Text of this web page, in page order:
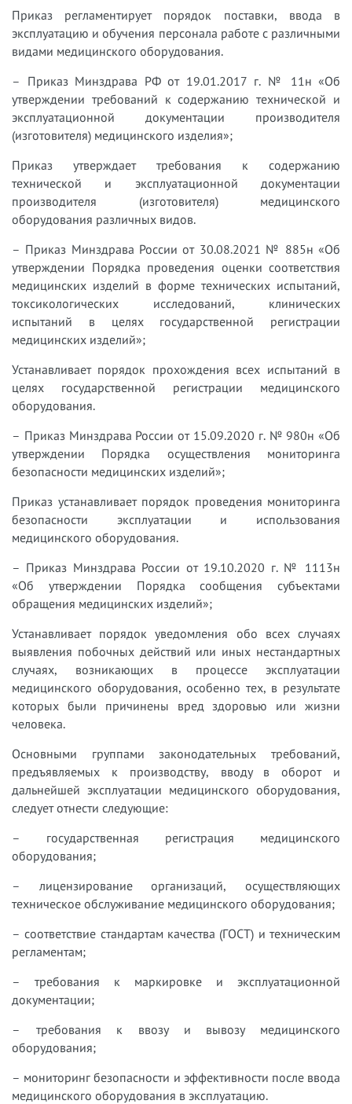
Приказ регламентирует порядок поставки, ввода в
эксплуатацию и обучения персонала работе с различными
видами медицинского оборудования.
– Приказ Минздрава РФ от 19.01.2017 г. № 11н «Об
утверждении требований к содержанию технической и
эксплуатационной документации производителя
(изготовителя) медицинского изделия»;
Приказ утверждает требования к содержанию
технической и эксплуатационной документации
производителя (изготовителя) медицинского
оборудования различных видов.
– Приказ Минздрава России от 30.08.2021 № 885н «Об
утверждении Порядка проведения оценки соответствия
медицинских изделий в форме технических испытаний,
токсикологических исследований, клинических
испытаний в целях государственной регистрации
медицинских изделий»;
Устанавливает порядок прохождения всех испытаний в
целях государственной регистрации медицинского
оборудования.
– Приказ Минздрава России от 15.09.2020 г. № 980н «Об
утверждении Порядка осуществления мониторинга
безопасности медицинских изделий»;
Приказ устанавливает порядок проведения мониторинга
безопасности эксплуатации и использования
медицинского оборудования.
– Приказ Минздрава России от 19.10.2020 г. № 1113н
«Об утверждении Порядка сообщения субъектами
обращения медицинских изделий»;
Устанавливает порядок уведомления обо всех случаях
выявления побочных действий или иных нестандартных
случаях, возникающих в процессе эксплуатации
медицинского оборудования, особенно тех, в результате
которых были причинены вред здоровью или жизни
человека.
Основными группами законодательных требований,
предъявляемых к производству, вводу в оборот и
дальнейшей эксплуатации медицинского оборудования,
следует отнести следующие:
– государственная регистрация медицинского
оборудования;
– лицензирование организаций, осуществляющих
техническое обслуживание медицинского оборудования;
– соответствие стандартам качества (ГОСТ) и техническим
регламентам;
– требования к маркировке и эксплуатационной
документации;
– требования к ввозу и вывозу медицинского
оборудования;
– мониторинг безопасности и эффективности после ввода
медицинского оборудования в эксплуатацию.